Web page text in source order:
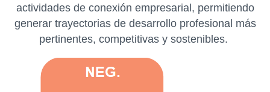
actividades de conexión empresarial, permitiendo
generar trayectorias de desarrollo profesional más
pertinentes, competitivas y sostenibles.